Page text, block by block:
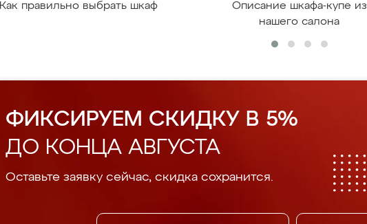
Как правильно выбрать шкаф
Описание шкафа-купе из
нашего салона
ФИКСИРУЕМ СКИДКУ В 5%
ДО КОНЦА АВГУСТА
Оставьте заявку сейчас, скидка сохранится.